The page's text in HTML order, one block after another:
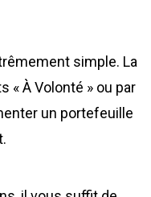
simple. La
« À Volonté » ou par
un portefeuille